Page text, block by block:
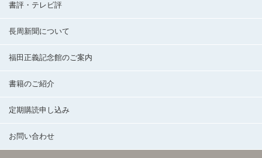
書評・テレビ評
長周新聞について
福田正義記念館のご案内
書籍のご紹介
定期購読申し込み
お問い合わせ